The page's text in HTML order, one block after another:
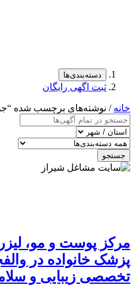
دسته‌بندی‌ها
ثبت اگهی رایگان
خانه / نوشته‌های برچسب شده
جستجو
مرکز پوست و مو،
پزشک خانواده در
تخصصی زیبایی و